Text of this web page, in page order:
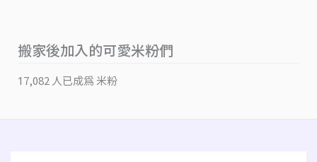
搬家後加入的可愛米粉們
17,082 人已成為 米粉